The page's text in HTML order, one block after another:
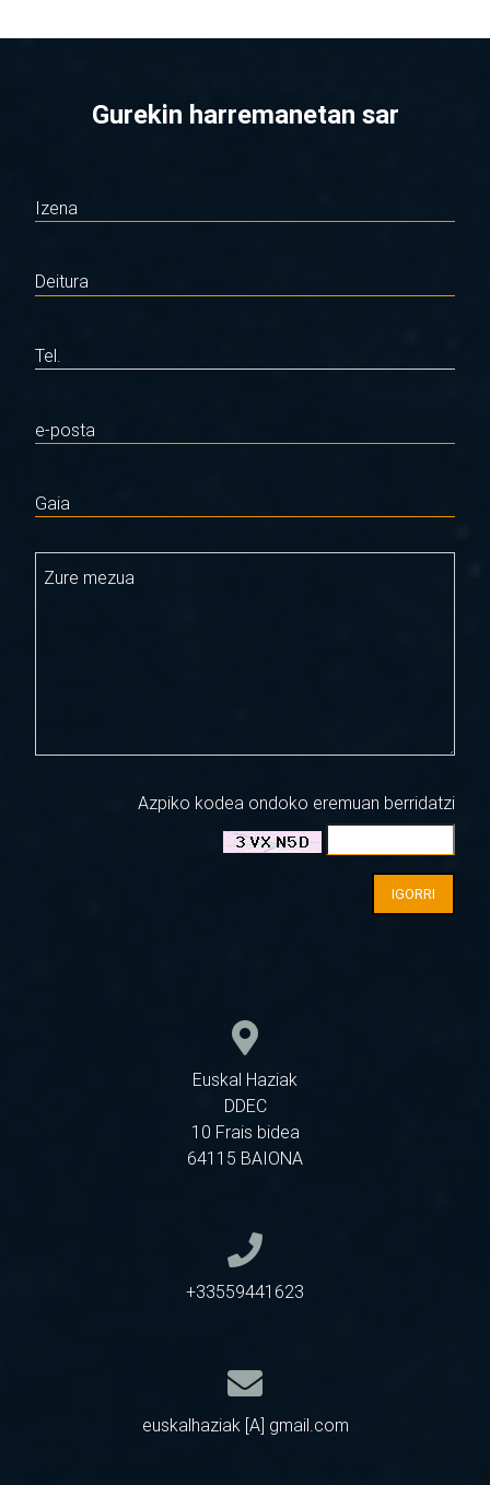
Gurekin harremanetan sar
Izena
Deitura
Tel.
e-posta
Gaia
Zure mezua
Azpiko kodea ondoko eremuan berridatzi
IGORRI
Euskal Haziak
DDEC
10 Frais bidea
64115 BAIONA
+33559441623
euskalhaziak [A] gmail.com